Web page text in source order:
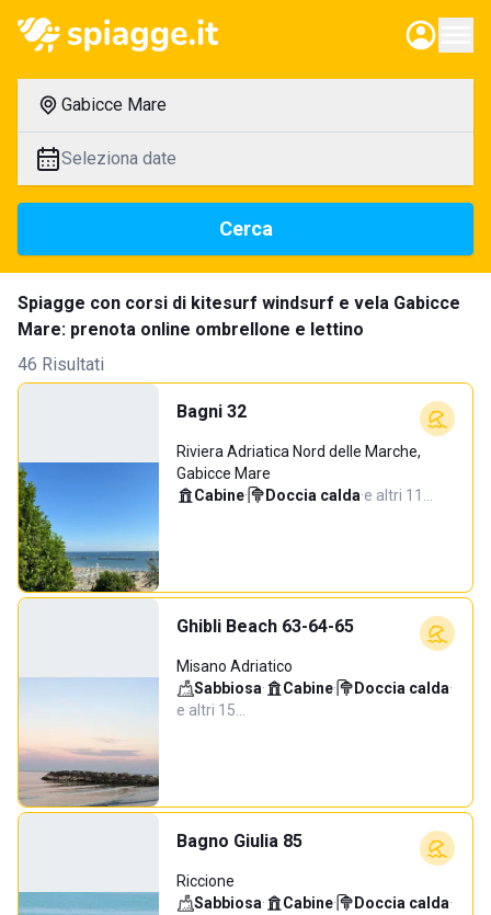
Gabicce Mare
Seleziona date
Cerca
Spiagge con corsi di kitesurf windsurf e vela Gabicce
Mare: prenota online ombrellone e lettino
46 Risultati
Bagni 32
Riviera Adriatica Nord delle Marche,
Gabicce Mare
Cabine· Doccia calda·e altri 11…
Ghibli Beach 63-64-65
Misano Adriatico
Sabbiosa· Cabine· Doccia calda·
e altri 15…
Bagno Giulia 85
Riccione
Sabbiosa· Cabine· Doccia calda·